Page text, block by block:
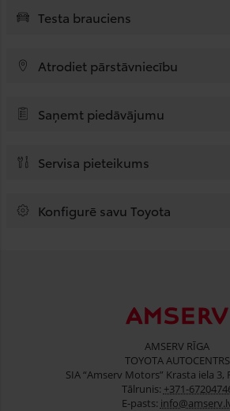
Testa brauciens
Atrodiet pārstāvniecību
Saņemt piedāvājumu
Servisa pieteikums
Konfigurē savu Toyota
AMSERV RĪGA
TOYOTA AUTOCENTRS
SIA “Amserv Motors” Krasta iela 3,
Tālrunis: +371-
E-pasts: